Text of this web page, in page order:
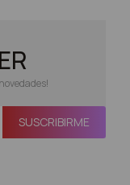
SUSCRIBIRME